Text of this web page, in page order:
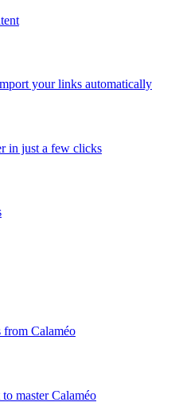
your links automatically
in just a few clicks
from Calaméo
master Calaméo